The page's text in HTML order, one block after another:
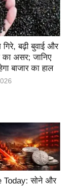
बढ़ी बुवाई और
असर; जानिए
बाजार का हाल
Today: सोने और